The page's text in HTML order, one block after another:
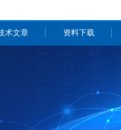
术文章 资料下载